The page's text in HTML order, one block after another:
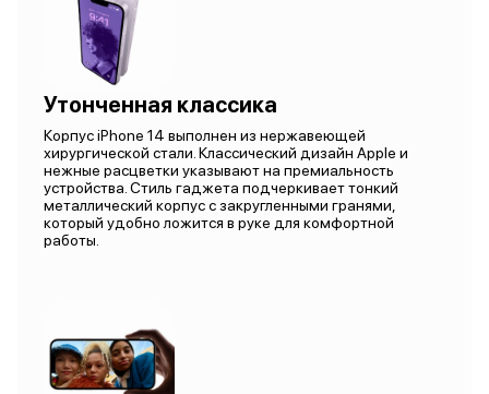
Утонченная классика
Корпус iPhone 14 выполнен из нержавеющей
хирургической стали. Классический дизайн Apple и
нежные расцветки указывают на премиальность
устройства. Стиль гаджета подчеркивает тонкий
металлический корпус с закругленными гранями,
который удобно ложится в руке для комфортной
работы.